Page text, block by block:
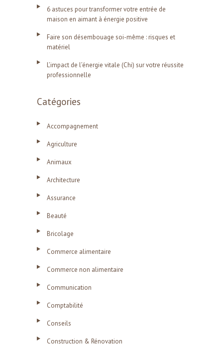
6 astuces pour transformer votre entrée de
maison en aimant à énergie positive
Faire son désembouage soi-même : risques et
matériel
L’impact de l’énergie vitale (Chi) sur votre réussite
professionnelle
Catégories
Accompagnement
Agriculture
Animaux
Architecture
Assurance
Beauté
Bricolage
Commerce alimentaire
Commerce non alimentaire
Communication
Comptabilité
Conseils
Construction & Rénovation